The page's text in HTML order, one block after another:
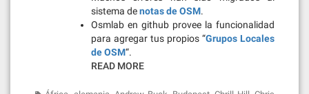
sistema denotas de OSM.
Osmlab en github provee la funcionalidad
para agregar tus propios “Grupos Locales
de OSM“.
READ MORE